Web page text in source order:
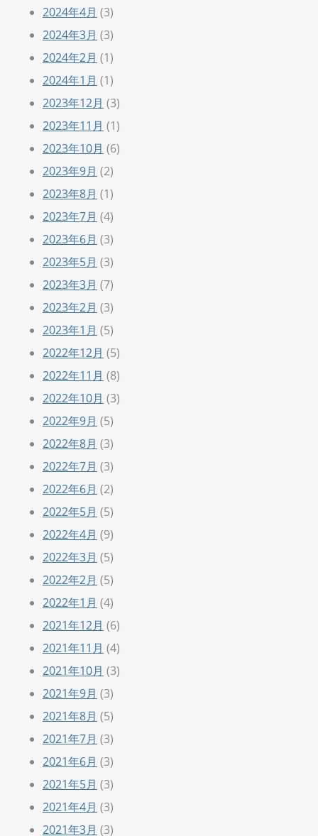
2024年4月 (3)
2024年3月 (3)
2024年2月 (1)
2024年1月 (1)
2023年12月 (3)
2023年11月 (1)
2023年10月 (6)
2023年9月 (2)
2023年8月 (1)
2023年7月 (4)
2023年6月 (3)
2023年5月 (3)
2023年3月 (7)
2023年2月 (3)
2023年1月 (5)
2022年12月 (5)
2022年11月 (8)
2022年10月 (3)
2022年9月 (5)
2022年8月 (3)
2022年7月 (3)
2022年6月 (2)
2022年5月 (5)
2022年4月 (9)
2022年3月 (5)
2022年2月 (5)
2022年1月 (4)
2021年12月 (6)
2021年11月 (4)
2021年10月 (3)
2021年9月 (3)
2021年8月 (5)
2021年7月 (3)
2021年6月 (3)
2021年5月 (3)
2021年4月 (3)
2021年3月 (3)